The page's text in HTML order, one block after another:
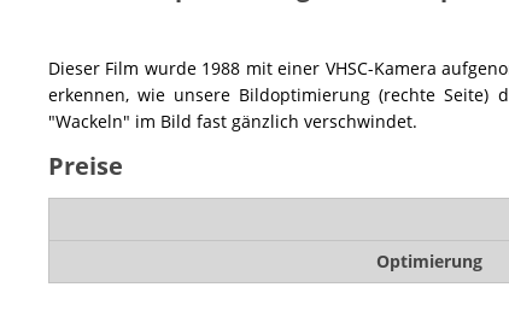
Dieser Film wurde 1988 mit einer VHSC-Kamera
erkennen, wie unsere Bildoptimierung (rechte
"Wackeln" im Bild fast gänzlich verschwindet.
Preise
Optimierung